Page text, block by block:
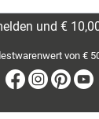
und €
von €
Facebook
Instagram